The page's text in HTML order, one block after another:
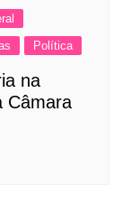
Política
na
Câmara